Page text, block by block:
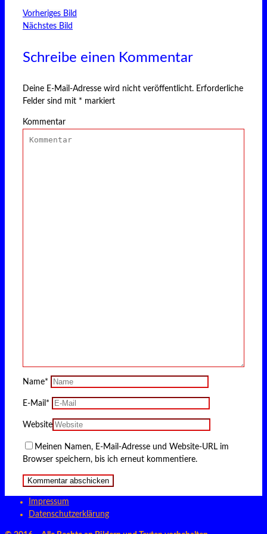
Vorheriges Bild
Nächstes Bild
Schreibe einen Kommentar
Deine E-Mail-Adresse wird nicht veröffentlicht. Erforderliche
Felder sind mit * markiert
Kommentar
Name*
E-Mail *
Website
Meinen Namen, E-Mail-Adresse und Website-URL im
Browser speichern, bis ich erneut kommentiere.
Impressum
Datenschutzerklärung